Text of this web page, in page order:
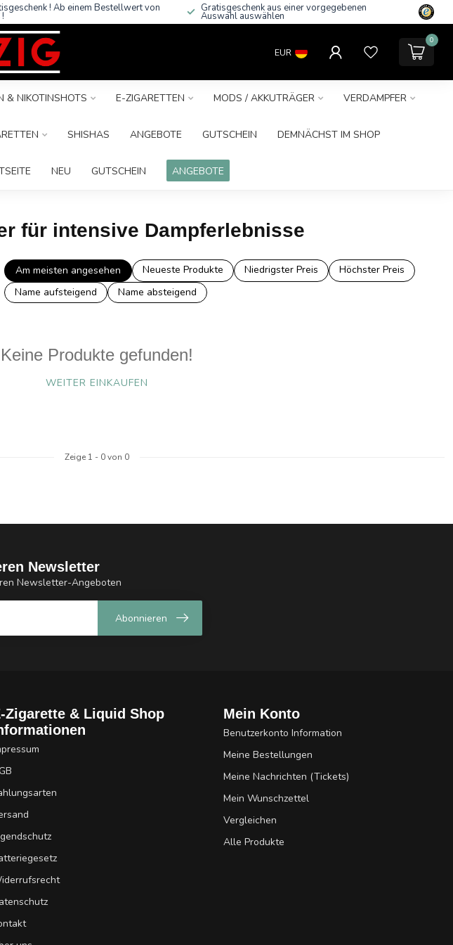
! Ab einem Bestellwert von Gratisgeschenk aus einer vorgegebenen
Auswahl auswählen
EUR
0
& NIKOTINSHOTS E-ZIGARETTEN MODS / AKKUTRÄGER VERDAMPFER
SHISHAS ANGEBOTE GUTSCHEIN DEMNÄCHST IM SHOP
NEU GUTSCHEIN ANGEBOTE
für intensive Dampferlebnisse
Am meisten angesehen Neueste Produkte Niedrigster Preis
Höchster Preis
Name aufsteigend
Name absteigend
Keine Produkte gefunden!
WEITER EINKAUFEN
Zeige 1 - 0von 0
Newsletter
Newsletter-Angeboten
Abonnieren
Zigarette & Liquid Shop
Mein Konto
Benutzerkonto Information
Meine Bestellungen
Meine Nachrichten (Tickets)
Mein Wunschzettel
Vergleichen
Alle Produkte